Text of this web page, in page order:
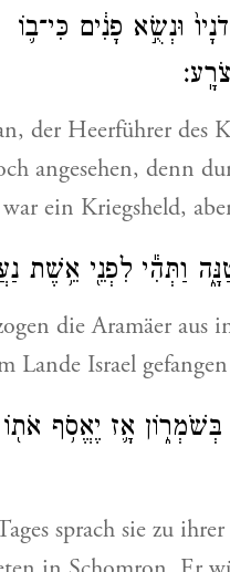
וּנְשֻׂ֣א פָנִ֔ים כִּי־ב֛וֹ
der Heerführer des
angesehen, denn
ein Kriegsheld,
וַתְּהִ֕י לִפְנֵ֖י אֵ֥שֶׁת
die Aramäer aus
Lande Israel
אָ֛ז יֶאֱסֹ֥ף אֹת֖וֹ
sprach sie zu